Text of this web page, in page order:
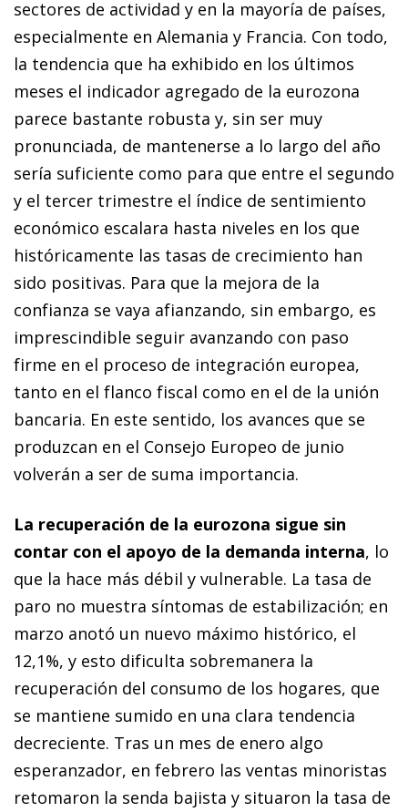
sectores de actividad y en la mayoría de países,
especialmente en Alemania y Francia. Con todo,
la tendencia que ha exhibido en los últimos
meses el indicador agregado de la eurozona
parece bastante robusta y, sin ser muy
pronunciada, de mantenerse a lo largo del año
sería suficiente como para que entre el segundo
y el tercer trimestre el índice de sentimiento
económico escalara hasta niveles en los que
históricamente las tasas de crecimiento han
sido positivas. Para que la mejora de la
confianza se vaya afianzando, sin embargo, es
imprescindible seguir avanzando con paso
firme en el proceso de integración europea,
tanto en el flanco fiscal como en el de la unión
bancaria. En este sentido, los avances que se
produzcan en el Consejo Europeo de junio
volverán a ser de suma importancia.
La recuperación de la eurozona sigue sin
contar con el apoyo de la demanda interna, lo
que la hace más débil y vulnerable. La tasa de
paro no muestra síntomas de estabilización; en
marzo anotó un nuevo máximo histórico, el
12,1%, y esto dificulta sobremanera la
recuperación del consumo de los hogares, que
se mantiene sumido en una clara tendencia
decreciente. Tras un mes de enero algo
esperanzador, en febrero las ventas minoristas
retomaron la senda bajista y situaron la tasa de